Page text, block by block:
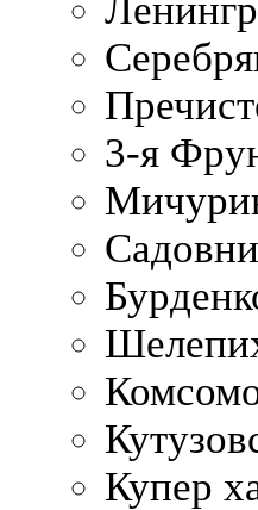
3-я
Купер